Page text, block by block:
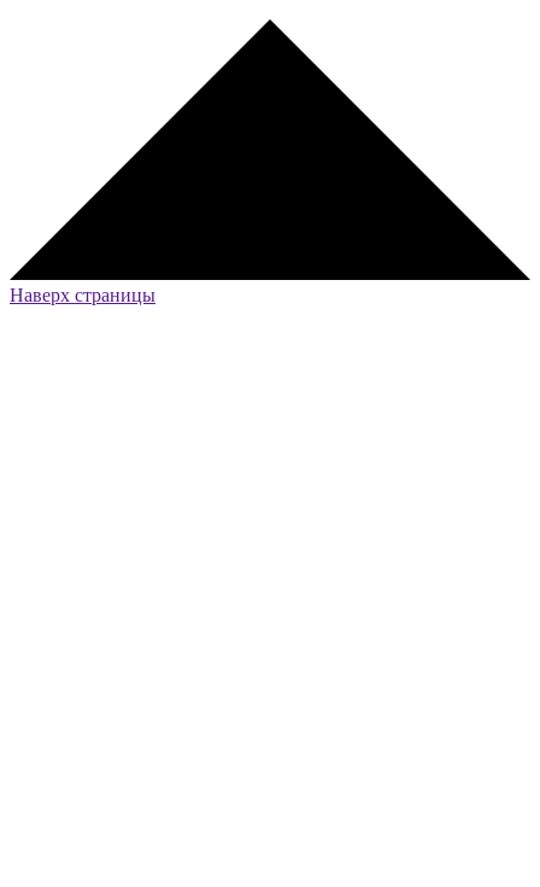
Наверх страницы